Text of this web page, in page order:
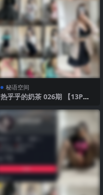
秘语空间
热乎乎的奶茶 026期 【13P】2